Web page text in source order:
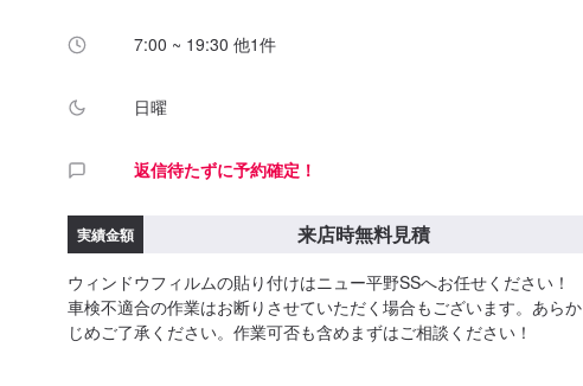
7:00 ~ 19:30 他1件
日曜
返信待たずに予約確定！
実績金額 来店時無料見積
ウィンドウフィルムの貼り付けはニュー平野SSへお任せください！
車検不適合の作業はお断りさせていただく場合もございます。あらか
じめご了承ください。作業可否も含めまずはご相談ください！